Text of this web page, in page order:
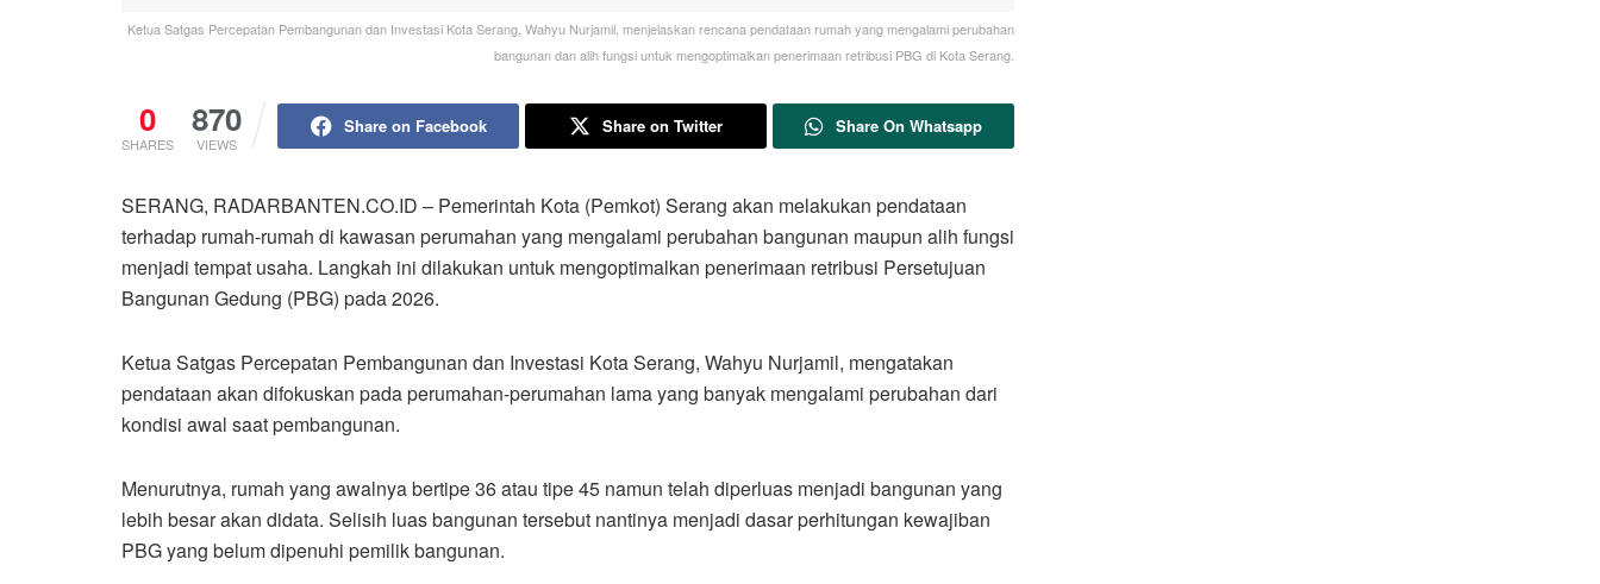
Ketua Satgas Percepatan Pembangunan dan Investasi Kota Serang, Wahyu Nurjamil, menjelaskan rencana pendataan rumah yang mengalami perubahan
bangunan dan alih fungsi untuk mengoptimalkan penerimaan retribusi PBG di Kota Serang.
0
SHARES
870
VIEWS
Share on Facebook Share on Twitter Share On Whatsapp
SERANG, RADARBANTEN.CO.ID – Pemerintah Kota (Pemkot) Serang akan melakukan pendataan
terhadap rumah-rumah di kawasan perumahan yang mengalami perubahan bangunan maupun alih fungsi
menjadi tempat usaha. Langkah ini dilakukan untuk mengoptimalkan penerimaan retribusi Persetujuan
Bangunan Gedung (PBG) pada 2026.
Ketua Satgas Percepatan Pembangunan dan Investasi Kota Serang, Wahyu Nurjamil, mengatakan
pendataan akan difokuskan pada perumahan-perumahan lama yang banyak mengalami perubahan dari
kondisi awal saat pembangunan.
Menurutnya, rumah yang awalnya bertipe 36 atau tipe 45 namun telah diperluas menjadi bangunan yang
lebih besar akan didata. Selisih luas bangunan tersebut nantinya menjadi dasar perhitungan kewajiban
PBG yang belum dipenuhi pemilik bangunan.